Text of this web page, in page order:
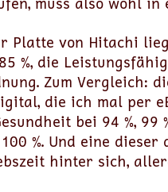
Platte von Hitachi
%, die
Zum Vergleich:
die ich mal per
bei 94 %, 99
%. Und eine
hinter sich,